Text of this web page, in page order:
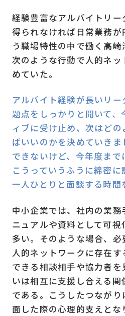
経験豊富なアルバイトリ
得られなければ日常業務
う職場特性の中で働く高崎
次のような行動で人的ネ
めていた。
アルバイト経験が長いリ
題点をしっかりと聞いて
ィブに受け止め、次はど
ばいいのかを決めていき
できないけど、今年度ま
こうっていうふうに綿密に
一人ひとりと面談する時間
中小企業では、社内の業
ニュアルや資料として可
多い。そのような場合、
人的ネットワークに存在
できる相談相手や協力者を
いは相互に支援し合える
である。こうしたつなが
面した際の心理的支えと